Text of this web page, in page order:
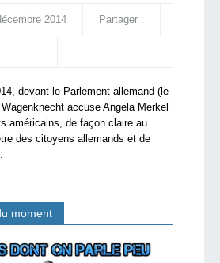
2014 Partager :
devant le Parlement allemand (le
accuse Angela Merkel
américains, de façon claire au
des citoyens allemands et de
moment